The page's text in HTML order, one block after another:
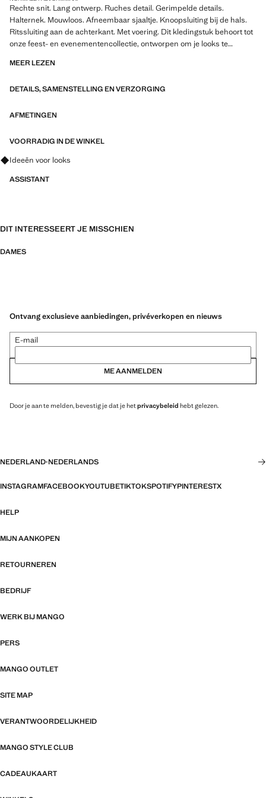
Rechte snit. Lang ontwerp. Ruches detail. Gerimpelde details.
Halternek. Mouwloos. Afneembaar sjaaltje. Knoopsluiting bij de hals.
Ritssluiting aan de achterkant. Met voering. Dit kledingstuk behoort tot
onze feest- en evenementencollectie, ontworpen om je looks te
uitverkoop
MEER LEZEN
DETAILS, SAMENSTELLING EN VERZORGING
AFMETINGEN
VOORRADIG IN DE WINKEL
Vraag om outfitideeën, kledingstukken en trends
Ideeën voor looks
ASSISTANT
DIT INTERESSEERT JE MISSCHIEN
DAMES
Ontvang exclusieve aanbiedingen, privéverkopen en nieuws
E-mail
ME AANMELDEN
Door je aan te melden, bevestig je dat je hetprivacybeleid hebt gelezen.
NEDERLAND·NEDERLANDS
INSTAGRAMFACEBOOKYOUTUBETIKTOKSPOTIFYPINTERESTX
HELP
MIJN AANKOPEN
RETOURNEREN
BEDRIJF
WERK BIJ MANGO
PERS
MANGO OUTLET
SITE MAP
VERANTWOORDELIJKHEID
MANGO STYLE CLUB
CADEAUKAART